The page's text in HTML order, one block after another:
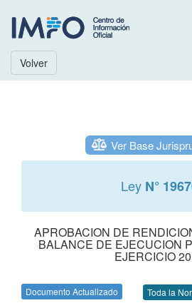
Volver
Ver Base
Ley N°
APROBACION DE
BALANCE DE EJECUCION
EJERCICIO
Documento Actualizado Toda la